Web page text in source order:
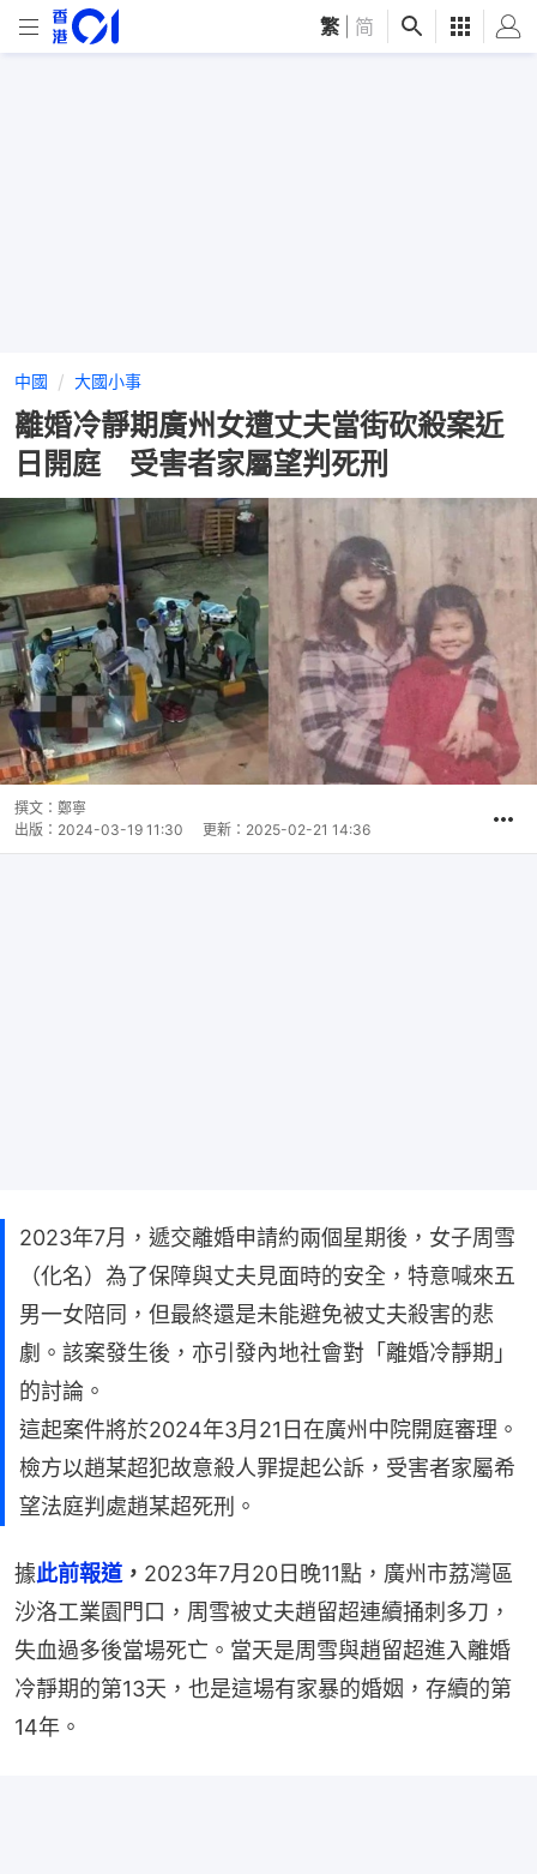
繁 简
中國 大國小事
離婚冷靜期廣州女遭丈夫當街砍殺案近
日開庭 受害者家屬望判死刑
撰文： 鄭寧
出版： 2024-03-19 11:30 更新： 2025-02-21 14:36
2023年7月，遞交離婚申請約兩個星期後，女​​子周雪
（化名）為了保障與丈夫見面時的安全，特意喊來五
男一女陪同，但最終還是未能避免被丈夫殺害的悲
劇。該案發生後，亦引發內地社會對「離婚冷靜期」
的討論。
這起案件將於2024年3月21日在廣州中院開庭審理。
檢方以趙某超犯故意殺人罪提起公訴，受害者家屬希
望法庭判處趙某超死刑。
據此前報道 ， 2023年7月20日晚11點，廣州市荔灣區
沙洛工業園門口，周雪被丈夫趙留超連續捅刺多刀，
失血過多後當場死亡。當天是周雪與趙留超進入離婚
冷靜期的第13天，也是這場有家暴的婚姻，存續的第
14年。